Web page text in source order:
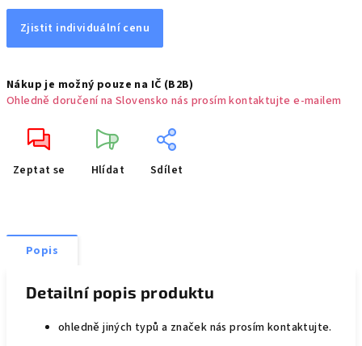
Zjistit individuální cenu
Nákup je možný pouze na IČ (B2B)
Ohledně doručení na Slovensko nás prosím kontaktujte e-mailem
Zeptat se Hlídat Sdílet
Popis
Detailní popis produktu
ohledně jiných typů a značek nás prosím kontaktujte.